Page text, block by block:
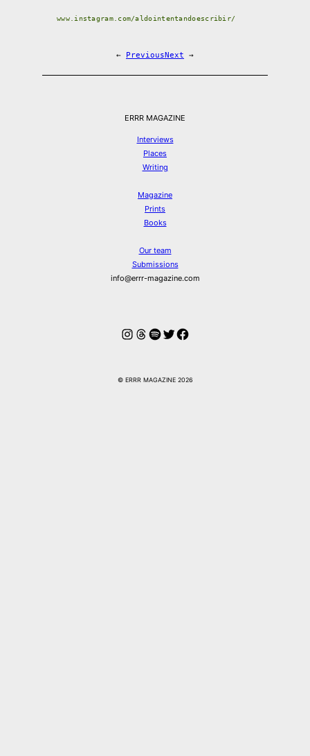
www.instagram.com/aldointentandoescribir/
← PreviousNext →
ERRR MAGAZINE
Interviews
Places
Writing
Magazine
Prints
Books
Our team
Submissions
info@errr-magazine.com
Instagram
Threads
Spotify
Twitter
Facebook
© ERRR MAGAZINE 2026